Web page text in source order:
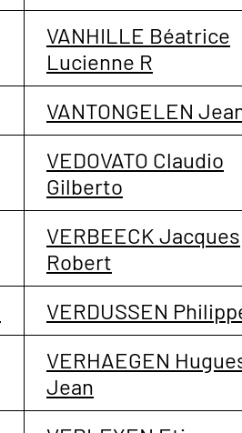
VANHILLE Béatrice
Lucienne R
VANTONGELEN
VEDOVATO Claudio
Gilberto
VERBEECK Jacques
Robert
VERDUSSEN
VERHAEGEN
Jean